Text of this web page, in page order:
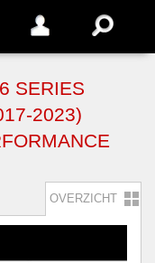
SERIES
2023)
OVERZICHT